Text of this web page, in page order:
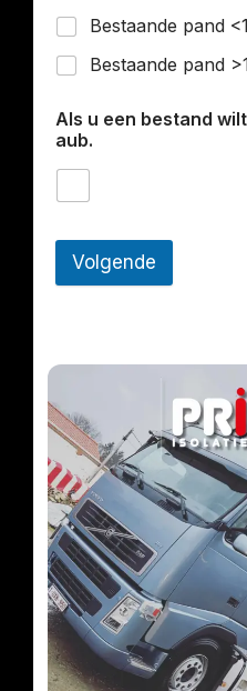
Bestaande pand
Bestaande pand
Als u een bestand
aub.
Volgende